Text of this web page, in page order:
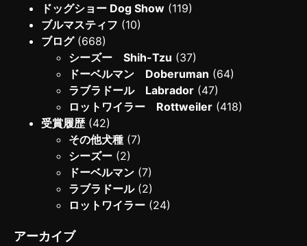
ドッグショー Dog Show (119)
ブルマスティフ (10)
ブログ(668)
シーズー Shih-Tzu (37)
ドーベルマン Doberuman (64)
ラブラドール Labrador (47)
ロットワイラー Rottweiler (418)
受賞履歴(42)
その他犬種 (7)
シーズー (2)
ドーベルマン (7)
ラブラドール(2)
ロットワイラー (24)
アーカイブ